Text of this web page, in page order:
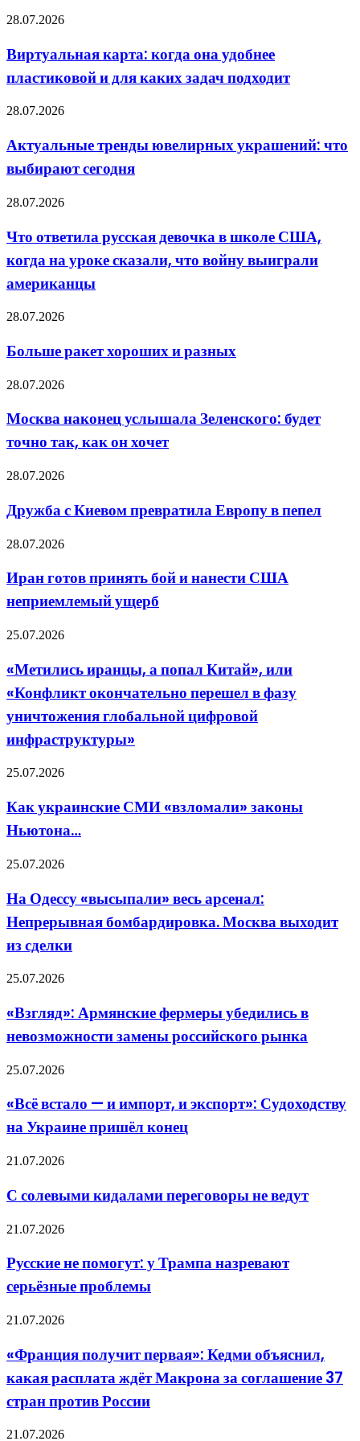
Виртуальная
когда
она
удобнее
и
задач
подходит
28.07.2026
Виртуальная карта: когда она удобнее
пластиковой и для каких задач подходит
Актуальные
ювелирных
украшений:
что
сегодня
28.07.2026
Актуальные тренды ювелирных украшений: что
выбирают сегодня
Что
русская
девочка
в
США,
на
сказали,
что
выиграли
28.07.2026
Что ответила русская девочка в школе США,
когда на уроке сказали, что войну выиграли
американцы
Больше
хороших
и
28.07.2026
Больше ракет хороших и разных
Москва
услышала
Зеленского:
будет
так,
хочет
28.07.2026
Москва наконец услышала Зеленского: будет
точно так, как он хочет
Дружба
Киевом
превратила
в
28.07.2026
Дружба с Киевом превратила Европу в пепел
Иран
принять
бой
и
США
28.07.2026
Иран готов принять бой и нанести США
неприемлемый ущерб
«Метились
попал
Китай»,
«Конфликт
окончательно
перешел
фазу
глобальной
цифровой
инфраструктуры»
25.07.2026
«Метились иранцы, а попал Китай», или
«Конфликт окончательно перешел в фазу
уничтожения глобальной цифровой
инфраструктуры»
Как
СМИ
«взломали»
законы
25.07.2026
Как украинские СМИ «взломали» законы
Ньютона…
На
«высыпали»
весь
арсенал:
бомбардировка.
выходит
сделки
25.07.2026
На Одессу «высыпали» весь арсенал:
Непрерывная бомбардировка. Москва выходит
из сделки
«Взгляд»:
фермеры
убедились
в
замены
российского
25.07.2026
«Взгляд»: Армянские фермеры убедились в
невозможности замены российского рынка
«Всё
—
и
импорт,
экспорт»:
Украине
конец
25.07.2026
«Всё встало — и импорт, и экспорт»: Судоходству
на Украине пришёл конец
С
кидалами
переговоры
ведут
21.07.2026
С солевыми кидалами переговоры не ведут
Русские
помогут:
у
Трампа
серьёзные
21.07.2026
Русские не помогут: у Трампа назревают
серьёзные проблемы
«Франция
первая»:
Кедми
объяснил,
расплата
Макрона
21.07.2026
«Франция получит первая»: Кедми объяснил,
какая расплата ждёт Макрона за соглашение 37
стран против России
От
21.07.2026